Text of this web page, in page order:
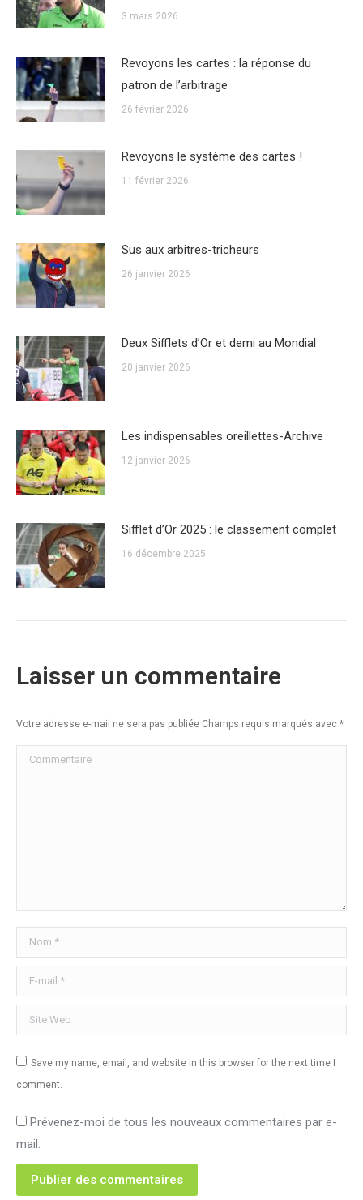
3 mars 2026
Revoyons les cartes : la réponse du
patron de l’arbitrage
26 février 2026
Revoyons le système des cartes !
11 février 2026
Sus aux arbitres-tricheurs
26 janvier 2026
Deux Sifflets d’Or et demi au Mondial
20 janvier 2026
Les indispensables oreillettes-Archive
12 janvier 2026
Sifflet d’Or 2025 : le classement complet
16 décembre 2025
Laisser un commentaire
Votre adresse e-mail ne sera pas publiée Champs requis marqués avec *
Commentaire
Nom *
E-mail *
Site Web
Save my name, email, and website in this browser for the next time I
comment.
Prévenez-moi de tous les nouveaux commentaires par e-
mail.
Publier des commentaires